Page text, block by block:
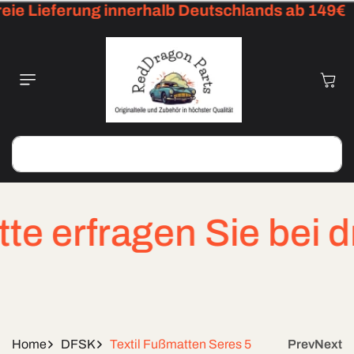
Skip To
Lieferung innerhalb Deutschlands ab 149€
Cart
Sie bei
Home DFSK Textil Fußmatten Seres 5 PrevNext